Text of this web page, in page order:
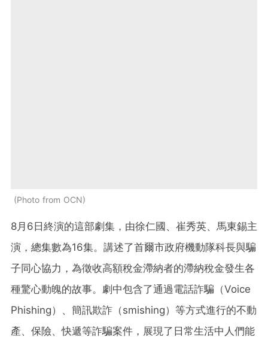
Photo from OCN
8月6日終演的這部劇集，由徐仁國、崔秀英、馬東錫主
演，總集數為16集。講述了首爾市政府機動隊科長與騙
子同心協力，為徵收高額稅金滯納者的滯納稅金發生各
種驚心動魄的故事。劇中包含了通過電話詐騙（Voice
Phishing）、簡訊欺詐（smishing）等方式進行的不動
產、保險、快遞等詐騙案件，展現了日常生活中人們能